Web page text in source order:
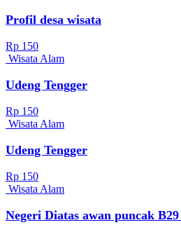
Profil desa wisata
Rp 150
Wisata Alam
Udeng Tengger
Rp 150
Wisata Alam
Udeng Tengger
Rp 150
Wisata Alam
Negeri Diatas awan puncak